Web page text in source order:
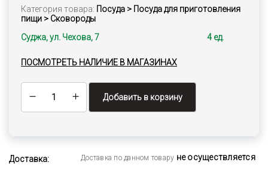
Категория товара: Посуда > Посуда для приготовления
пищи > Сковороды
Суджа, ул. Чехова, 7
4 ед.
ПОСМОТРЕТЬ НАЛИЧИЕ В МАГАЗИНАХ
Добавить в корзину
Доставка: Доставка по данном товару не осуществляется